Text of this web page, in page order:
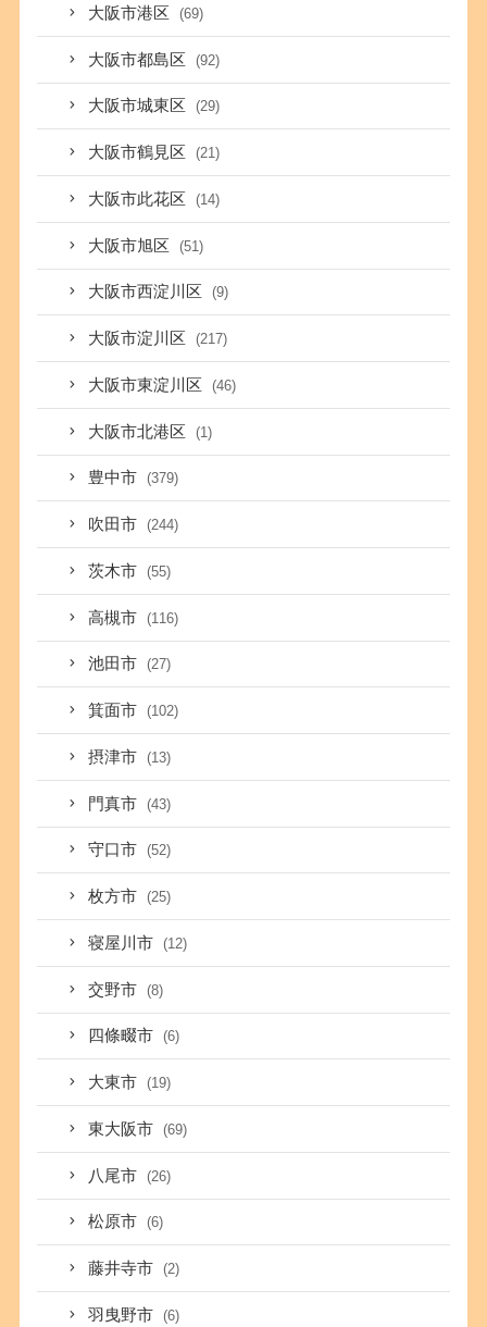
大阪市港区 (69)
大阪市都島区 (92)
大阪市城東区 (29)
大阪市鶴見区 (21)
大阪市此花区 (14)
大阪市旭区 (51)
大阪市西淀川区 (9)
大阪市淀川区 (217)
大阪市東淀川区 (46)
大阪市北港区 (1)
豊中市 (379)
吹田市 (244)
茨木市 (55)
高槻市 (116)
池田市 (27)
箕面市 (102)
摂津市 (13)
門真市 (43)
守口市 (52)
枚方市 (25)
寝屋川市 (12)
交野市 (8)
四條畷市 (6)
大東市 (19)
東大阪市 (69)
八尾市 (26)
松原市 (6)
藤井寺市 (2)
羽曳野市 (6)